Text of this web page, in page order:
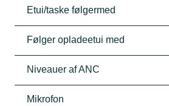
Etui/taske følgermed
Følger opladeetui med
Niveauer af ANC
Mikrofon